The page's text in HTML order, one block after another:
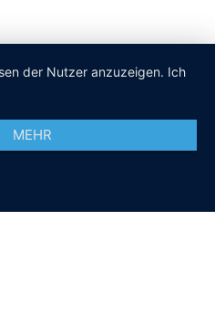
der Nutzer anzuzeigen. Ich
MEHR